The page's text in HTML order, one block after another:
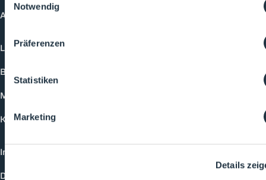
Notwendig
Präferenzen
Statistiken
Marketing
Details
Academy
Login
Buchungsmöglichkeiten
Medienformate
Kontakt
Impressum
Datenschutzerklärung